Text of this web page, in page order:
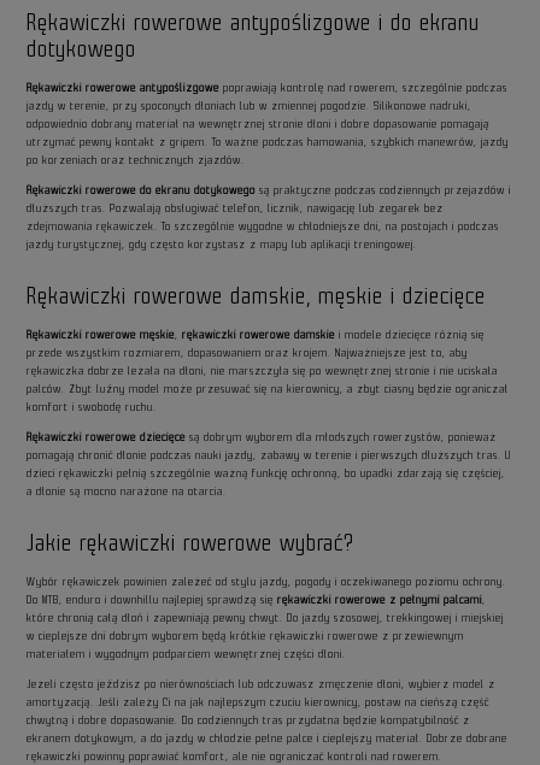
Rękawiczki rowerowe antypoślizgowe i do ekranu
dotykowego
Rękawiczki rowerowe antypoślizgowe poprawiają kontrolę nad rowerem, szczególnie podczas
jazdy w terenie, przy spoconych dłoniach lub w zmiennej pogodzie. Silikonowe nadruki,
odpowiednio dobrany materiał na wewnętrznej stronie dłoni i dobre dopasowanie pomagają
utrzymać pewny kontakt z gripem. To ważne podczas hamowania, szybkich manewrów, jazdy
po korzeniach oraz technicznych zjazdów.
Rękawiczki rowerowe do ekranu dotykowego są praktyczne podczas codziennych przejazdów i
dłuższych tras. Pozwalają obsługiwać telefon, licznik, nawigację lub zegarek bez
zdejmowania rękawiczek. To szczególnie wygodne w chłodniejsze dni, na postojach i podczas
jazdy turystycznej, gdy często korzystasz z mapy lub aplikacji treningowej.
Rękawiczki rowerowe damskie, męskie i dziecięce
Rękawiczki rowerowe męskie,rękawiczki rowerowe damskie i modele dziecięce różnią się
przede wszystkim rozmiarem, dopasowaniem oraz krojem. Najważniejsze jest to, aby
rękawiczka dobrze leżała na dłoni, nie marszczyła się po wewnętrznej stronie i nie uciskała
palców. Zbyt luźny model może przesuwać się na kierownicy, a zbyt ciasny będzie ograniczał
komfort i swobodę ruchu.
Rękawiczki rowerowe dziecięce są dobrym wyborem dla młodszych rowerzystów, ponieważ
pomagają chronić dłonie podczas nauki jazdy, zabawy w terenie i pierwszych dłuższych tras. U
dzieci rękawiczki pełnią szczególnie ważną funkcję ochronną, bo upadki zdarzają się częściej,
a dłonie są mocno narażone na otarcia.
Jakie rękawiczki rowerowe wybrać?
Wybór rękawiczek powinien zależeć od stylu jazdy, pogody i oczekiwanego poziomu ochrony.
Do MTB, enduro i downhillu najlepiej sprawdzą sięrękawiczki rowerowe z pełnymi palcami,
które chronią całą dłoń i zapewniają pewny chwyt. Do jazdy szosowej, trekkingowej i miejskiej
w cieplejsze dni dobrym wyborem będą krótkie rękawiczki rowerowe z przewiewnym
materiałem i wygodnym podparciem wewnętrznej części dłoni.
Jeżeli często jeździsz po nierównościach lub odczuwasz zmęczenie dłoni, wybierz model z
amortyzacją. Jeśli zależy Ci na jak najlepszym czuciu kierownicy, postaw na cieńszą część
chwytną i dobre dopasowanie. Do codziennych tras przydatna będzie kompatybilność z
ekranem dotykowym, a do jazdy w chłodzie pełne palce i cieplejszy materiał. Dobrze dobrane
rękawiczki powinny poprawiać komfort, ale nie ograniczać kontroli nad rowerem.